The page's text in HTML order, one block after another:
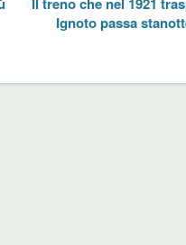
Ignoto passa